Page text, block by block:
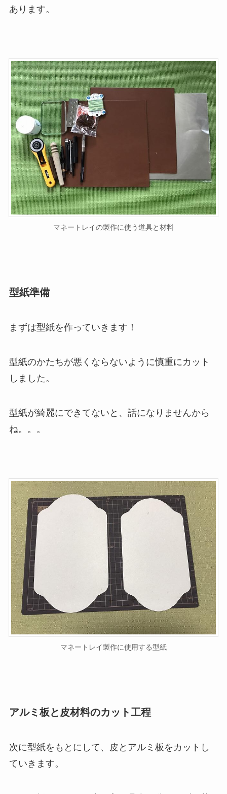
あります。
マネートレイの製作に使う道具と材料
型紙準備
まずは型紙を作っていきます！
型紙のかたちが悪くならないように慎重にカット
しました。
型紙が綺麗にできてないと、話になりませんから
ね。。。
マネートレイ製作に使用する型紙
アルミ板と皮材料のカット工程
次に型紙をもとにして、皮とアルミ板をカットし
ていきます。